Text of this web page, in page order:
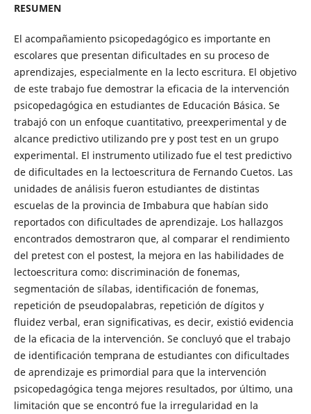
RESUMEN
El acompañamiento psicopedagógico es importante en
escolares que presentan dificultades en su proceso de
aprendizajes, especialmente en la lecto escritura. El objetivo
de este trabajo fue demostrar la eficacia de la intervención
psicopedagógica en estudiantes de Educación Básica. Se
trabajó con un enfoque cuantitativo, preexperimental y de
alcance predictivo utilizando pre y post test en un grupo
experimental. El instrumento utilizado fue el test predictivo
de dificultades en la lectoescritura de Fernando Cuetos. Las
unidades de análisis fueron estudiantes de distintas
escuelas de la provincia de Imbabura que habían sido
reportados con dificultades de aprendizaje. Los hallazgos
encontrados demostraron que, al comparar el rendimiento
del pretest con el postest, la mejora en las habilidades de
lectoescritura como: discriminación de fonemas,
segmentación de sílabas, identificación de fonemas,
repetición de pseudopalabras, repetición de dígitos y
fluidez verbal, eran significativas, es decir, existió evidencia
de la eficacia de la intervención. Se concluyó que el trabajo
de identificación temprana de estudiantes con dificultades
de aprendizaje es primordial para que la intervención
psicopedagógica tenga mejores resultados, por último, una
limitación que se encontró fue la irregularidad en la